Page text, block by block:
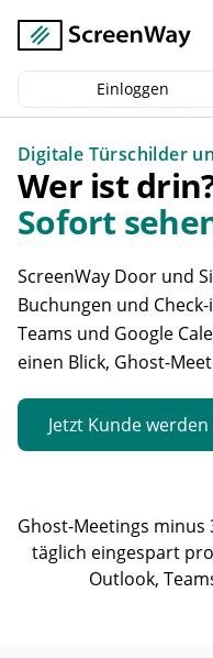
Einloggen
Zurück|Start
Digitale Türschilder
Wer ist
Sofort
ScreenWay Door und
Buchungen und
Teams und Google
einen Blick, Ghost-
Jetzt Kunde werden
Ghost-Meetings minus
täglich eingespart
Outlook,